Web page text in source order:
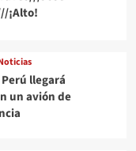
¡Alto!
llegará
un avión de